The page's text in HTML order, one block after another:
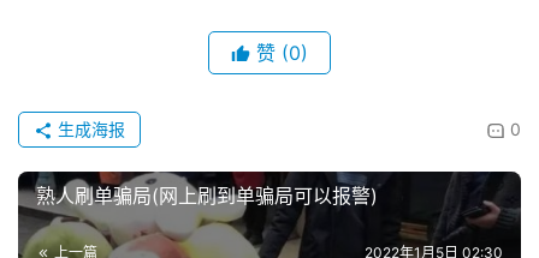
赞 (0)
0
生成海报
熟人刷单骗局(网上刷到单骗局可以报警)
上一篇 2022年1月5日 02:30